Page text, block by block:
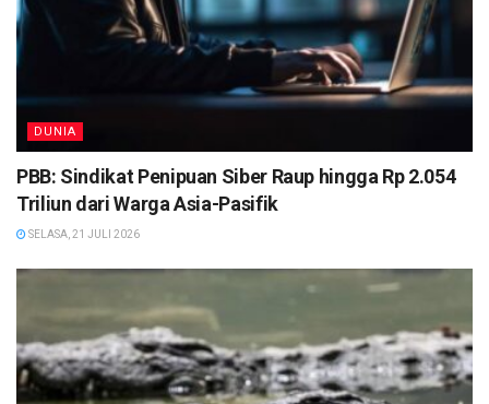
DUNIA
PBB: Sindikat Penipuan Siber Raup hingga Rp 2.054
Triliun dari Warga Asia-Pasifik
SELASA, 21 JULI 2026